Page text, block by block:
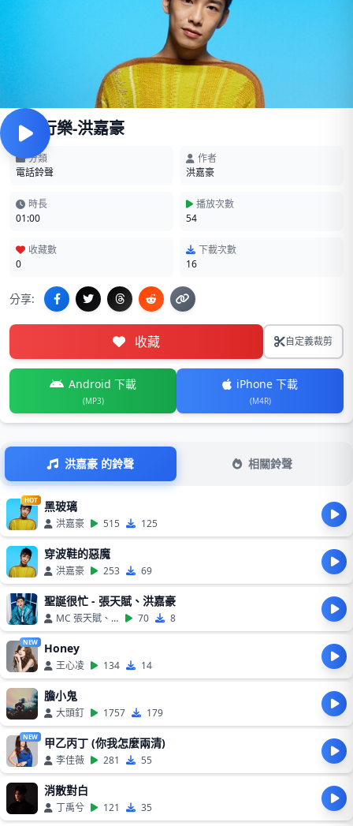
及時行樂-洪嘉豪
分類
電話鈴聲
作者
洪嘉豪
時長
01:00
播放次數
54
收藏數
0
下載次數
16
分享:
收藏 自定義裁剪
Android 下載
(MP3)
iPhone 下載
(M4R)
洪嘉豪 的鈴聲 相關鈴聲
HOT 黑玻璃
洪嘉豪 515 125
穿波鞋的惡魔
洪嘉豪 253 69
聖誕很忙 - 張天賦、洪嘉豪
MC 張天賦、洪嘉豪 70 8
NEW Honey
王心凌 134 14
膽小鬼
大頭釘 1757 179
NEW 甲乙丙丁 (你我怎麼兩清)
李佳薇 281 55
消散對白
丁禹兮 121 35